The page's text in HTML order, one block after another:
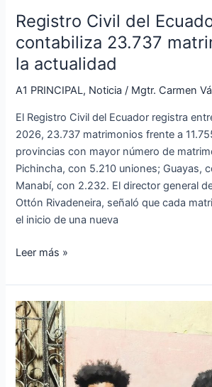
Registro Civil del
contabiliza 23.737
la actualidad
A1 PRINCIPAL, Noticia / Mgtr. Carmen
El Registro Civil del Ecuador registra
2026, 23.737 matrimonios frente a
provincias con mayor número de
Pichincha, con 5.210 uniones; Guayas,
Manabí, con 2.232. El director general
Ottón Rivadeneira, señaló que cada
el inicio de una nueva
Leer más »
Operativo
militar
deja
dos
aprehendidos